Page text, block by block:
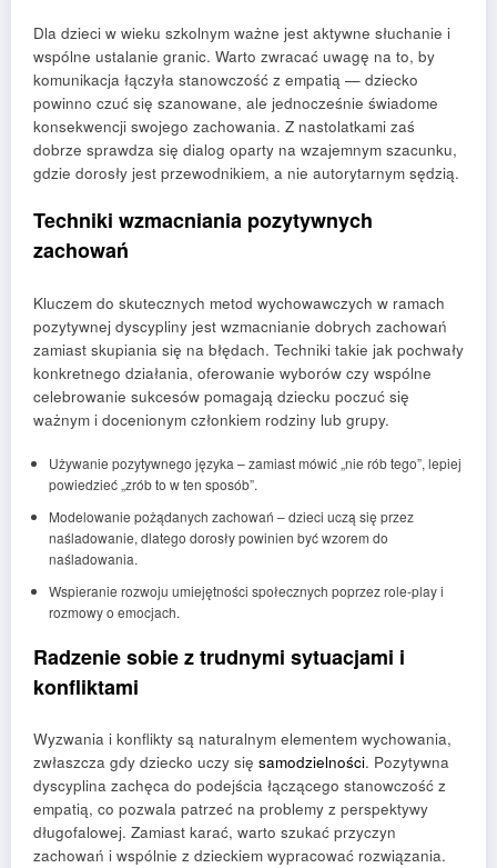
Dla dzieci w wieku szkolnym ważne jest aktywne słuchanie i
wspólne ustalanie granic. Warto zwracać uwagę na to, by
komunikacja łączyła stanowczość z empatią — dziecko
powinno czuć się szanowane, ale jednocześnie świadome
konsekwencji swojego zachowania. Z nastolatkami zaś
dobrze sprawdza się dialog oparty na wzajemnym szacunku,
gdzie dorosły jest przewodnikiem, a nie autorytarnym sędzią.
Techniki wzmacniania pozytywnych
zachowań
Kluczem do skutecznych metod wychowawczych w ramach
pozytywnej dyscypliny jest wzmacnianie dobrych zachowań
zamiast skupiania się na błędach. Techniki takie jak pochwały
konkretnego działania, oferowanie wyborów czy wspólne
celebrowanie sukcesów pomagają dziecku poczuć się
ważnym i docenionym członkiem rodziny lub grupy.
Używanie pozytywnego języka – zamiast mówić „nie rób tego”, lepiej
powiedzieć „zrób to w ten sposób”.
Modelowanie pożądanych zachowań – dzieci uczą się przez
naśladowanie, dlatego dorosły powinien być wzorem do
naśladowania.
Wspieranie rozwoju umiejętności społecznych poprzez role-play i
rozmowy o emocjach.
Radzenie sobie z trudnymi sytuacjami i
konfliktami
Wyzwania i konflikty są naturalnym elementem wychowania,
zwłaszcza gdy dziecko uczy się samodzielności. Pozytywna
dyscyplina zachęca do podejścia łączącego stanowczość z
empatią, co pozwala patrzeć na problemy z perspektywy
długofalowej. Zamiast karać, warto szukać przyczyn
zachowań i wspólnie z dzieckiem wypracować rozwiązania.